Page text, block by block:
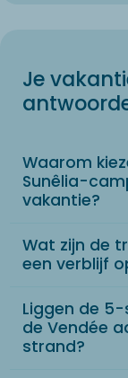
Je
Waarom
Sunêlia-
vakantie?
Wat zijn de
een verblijf
Liggen de
de Vendée
strand?